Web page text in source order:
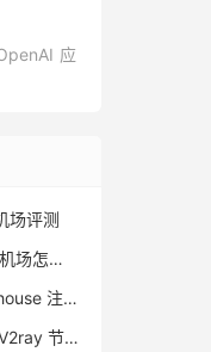
应
场评测
Amy 机场怎么样
Clubhouse 注册
免费 V2ray 节点